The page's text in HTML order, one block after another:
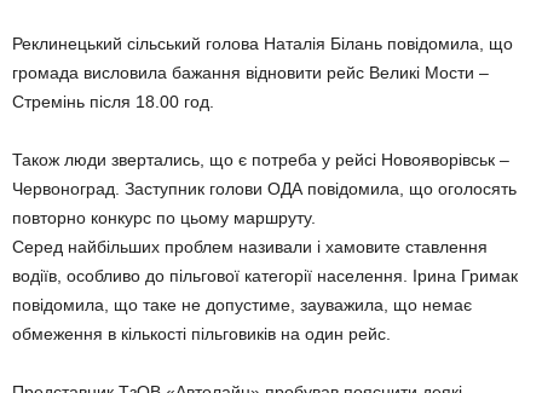
Реклинецький сільський голова Наталія Білань повідомила, що
громада висловила бажання відновити рейс Великі Мости –
Стремінь після 18.00 год.
Також люди звертались, що є потреба у рейсі Новояворівськ –
Червоноград. Заступник голови ОДА повідомила, що оголосять
повторно конкурс по цьому маршруту.
Серед найбільших проблем називали і хамовите ставлення
водіїв, особливо до пільгової категорії населення. Ірина Гримак
повідомила, що таке не допустиме, зауважила, що немає
обмеження в кількості пільговиків на один рейс.